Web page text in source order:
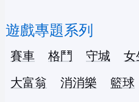
遊戲專題系列
賽車 格鬥 守城 女
大富翁
消消樂 籃球